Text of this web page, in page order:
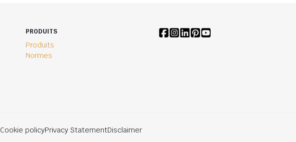
PRODUITS
Produits
Normes
Cookie policyPrivacy StatementDisclaimer